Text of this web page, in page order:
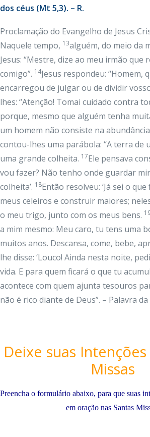
dos céus (Mt 5,3). – R.
Proclamação do Evangelho de Jesus
Naquele tempo, 13alguém, do meio da
Jesus: “Mestre, dize ao meu irmão que
comigo”. 14Jesus respondeu: “Homem,
encarregou de julgar ou de dividir
lhes: “Atenção! Tomai cuidado contra
porque, mesmo que alguém tenha
um homem não consiste na abundância
contou-lhes uma parábola: “A terra de
uma grande colheita. 17Ele pensava
vou fazer? Não tenho onde guardar
colheita’. 18Então resolveu: ‘Já sei o
meus celeiros e construir maiores;
o meu trigo, junto com os meus bens.
a mim mesmo: Meu caro, tu tens uma
muitos anos. Descansa, come, bebe,
lhe disse: ‘Louco! Ainda nesta noite,
vida. E para quem ficará o que tu
acontece com quem ajunta tesouros
não é rico diante de Deus”. – Palavra da
Deixe suas
Missas
Preencha o formulário abaixo, para que suas
em oração nas Santas